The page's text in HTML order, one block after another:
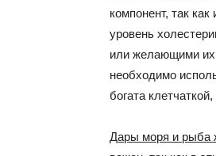
компонент, так
уровень
или желающими их
необходимо
богата
Дары моря и рыба